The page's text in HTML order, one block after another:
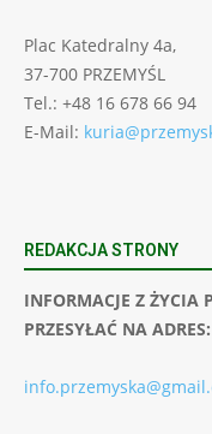
Plac Katedralny 4a,
37-700 PRZEMYŚL
Tel.: +48 16 678 66 94
E-Mail:
REDAKCJA STRONY
INFORMACJE Z ŻYCIA
PRZESYŁAĆ NA ADRES: